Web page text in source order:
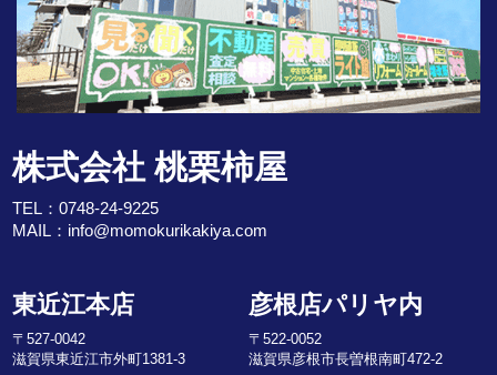
株式会社 桃栗柿屋
TEL：0748-24-9225
MAIL： info@momokurikakiya.com
東近江本店
〒527-0042
滋賀県東近江市外町1381-3
彦根店パリヤ内
〒522-0052
滋賀県彦根市長曽根南町472-2